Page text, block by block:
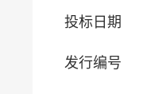
投标日期
发行编号